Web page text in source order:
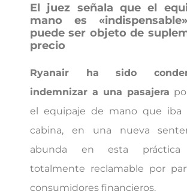
El juez señala que el
mano es
puede ser objeto de
precio
Ryanair ha sido
indemnizar a una pasajera
el equipaje de mano que iba
cabina, en una nueva
abunda en esta práctica
totalmente reclamable por
consumidores financieros.